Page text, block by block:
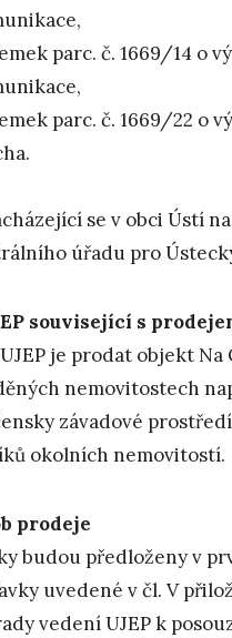
parc. č. 1669/14 o
parc. č. 1669/22 o
se v obci Ústí
úřadu pro
související s
je prodat objekt
nemovitostech
závadové
okolních nemovitostí.
prodeje
budou předloženy v
uvedené v čl. V
vedení UJEP k